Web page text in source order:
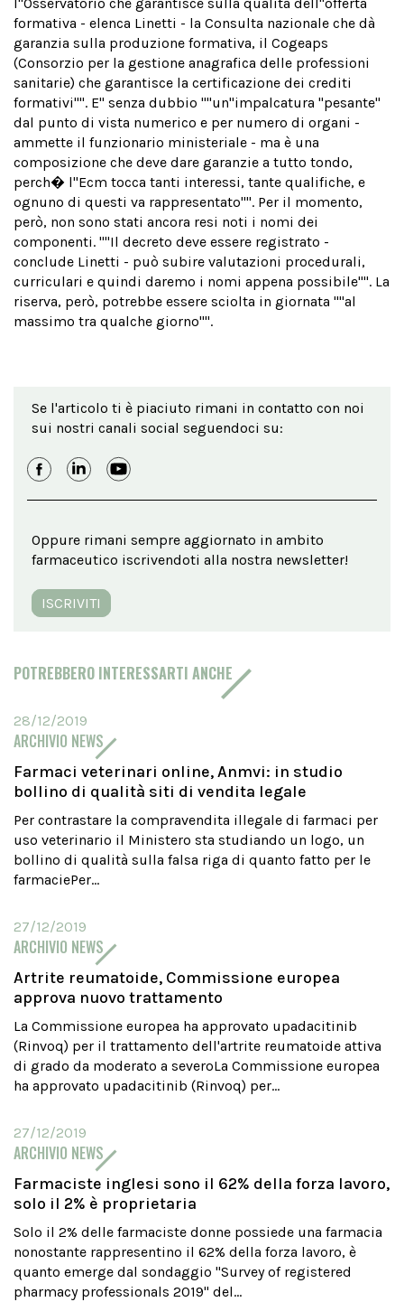
formativa - elenca Linetti - la Consulta nazionale che dà
garanzia sulla produzione formativa, il Cogeaps
(Consorzio per la gestione anagrafica delle professioni
sanitarie) che garantisce la certificazione dei crediti
formativi''''. E'' senza dubbio ''''un''impalcatura ''pesante''
dal punto di vista numerico e per numero di organi -
ammette il funzionario ministeriale - ma è una
composizione che deve dare garanzie a tutto tondo,
perch� l''Ecm tocca tanti interessi, tante qualifiche, e
ognuno di questi va rappresentato''''. Per il momento,
però, non sono stati ancora resi noti i nomi dei
componenti. ''''Il decreto deve essere registrato -
conclude Linetti - può subire valutazioni procedurali,
curriculari e quindi daremo i nomi appena possibile''''. La
riserva, però, potrebbe essere sciolta in giornata ''''al
massimo tra qualche giorno''''.
Se l'articolo ti è piaciuto rimani in contatto con noi
sui nostri canali social seguendoci su:
Oppure rimani sempre aggiornato in ambito
farmaceutico iscrivendoti alla nostra newsletter!
ISCRIVITI
POTREBBERO INTERESSARTI ANCHE
28/12/2019
ARCHIVIO NEWS
Farmaci veterinari online, Anmvi: in studio
bollino di qualità siti di vendita legale
Per contrastare la compravendita illegale di farmaci per
uso veterinario il Ministero sta studiando un logo, un
bollino di qualità sulla falsa riga di quanto fatto per le
farmaciePer...
27/12/2019
ARCHIVIO NEWS
Artrite reumatoide, Commissione europea
approva nuovo trattamento
La Commissione europea ha approvato upadacitinib
(Rinvoq) per il trattamento dell'artrite reumatoide attiva
di grado da moderato a severoLa Commissione europea
ha approvato upadacitinib (Rinvoq) per...
27/12/2019
ARCHIVIO NEWS
Farmaciste inglesi sono il 62% della forza lavoro,
solo il 2% è proprietaria
Solo il 2% delle farmaciste donne possiede una farmacia
nonostante rappresentino il 62% della forza lavoro, è
quanto emerge dal sondaggio "Survey of registered
pharmacy professionals 2019" del...